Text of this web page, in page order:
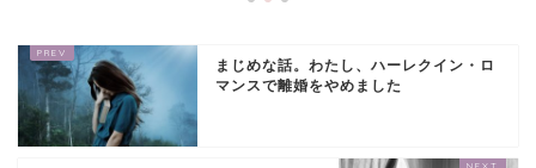
まじめな話。わたし、ハーレクイン・ロ
マンスで離婚をやめました